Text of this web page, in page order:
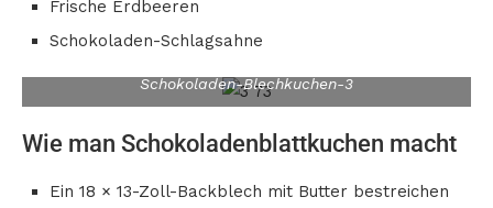
Frische Erdbeeren
Schokoladen-Schlagsahne
Schokoladen-Blechkuchen-3
Wie man Schokoladenblattkuchen macht
Ein 18 × 13-Zoll-Backblech mit Butter bestreichen